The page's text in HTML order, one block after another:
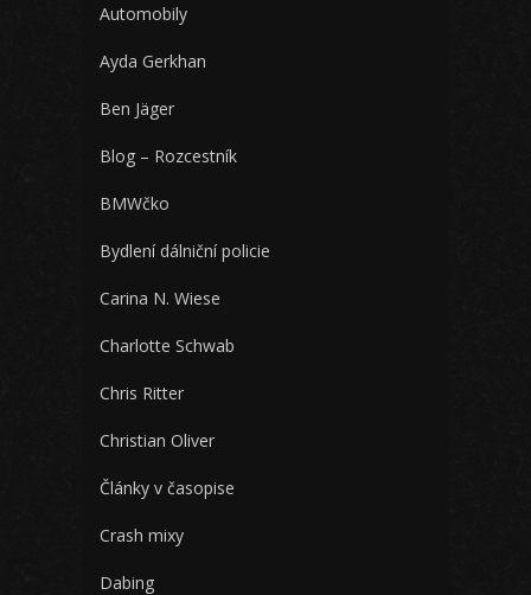
Automobily
Ayda Gerkhan
Ben Jäger
Blog – Rozcestník
BMWčko
Bydlení dálniční policie
Carina N. Wiese
Charlotte Schwab
Chris Ritter
Christian Oliver
Články v časopise
Crash mixy
Dabing